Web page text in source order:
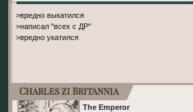
>вредно выкатился
>написал "всех с ДР"
>вредно укатился
Charles zi Britannia
The Emperor